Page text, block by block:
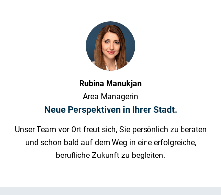
Rubina Manukjan
Area Managerin
Neue Perspektiven in Ihrer Stadt.
Unser Team vor Ort freut sich, Sie persönlich zu beraten
und schon bald auf dem Weg in eine erfolgreiche,
berufliche Zukunft zu begleiten.